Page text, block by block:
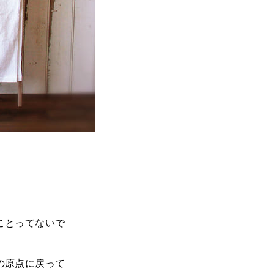
とってないで
点に戻って